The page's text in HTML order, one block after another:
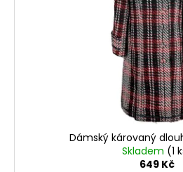
Dámský károvaný
Skladem (1
649 Kč